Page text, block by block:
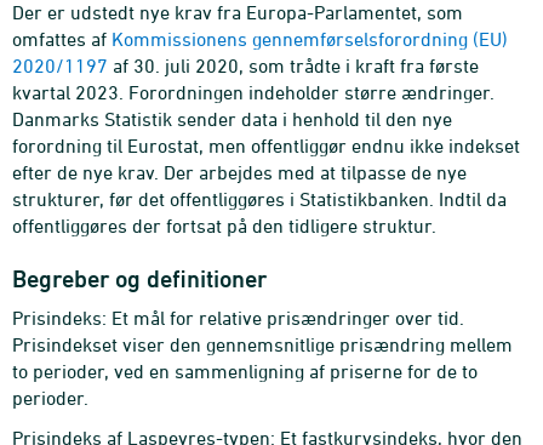
Der er udstedt nye krav fra Europa-Parlamentet, som
omfattes af Kommissionens gennemførselsforordning (EU)
2020/1197 af 30. juli 2020, som trådte i kraft fra første
kvartal 2023. Forordningen indeholder større ændringer.
Danmarks Statistik sender data i henhold til den nye
forordning til Eurostat, men offentliggør endnu ikke indekset
efter de nye krav. Der arbejdes med at tilpasse de nye
strukturer, før det offentliggøres i Statistikbanken. Indtil da
offentliggøres der fortsat på den tidligere struktur.
Begreber og definitioner
Prisindeks: Et mål for relative prisændringer over tid.
Prisindekset viser den gennemsnitlige prisændring mellem
to perioder, ved en sammenligning af priserne for de to
perioder.
Prisindeks af Laspeyres-typen: Et fastkurvsindeks, hvor den